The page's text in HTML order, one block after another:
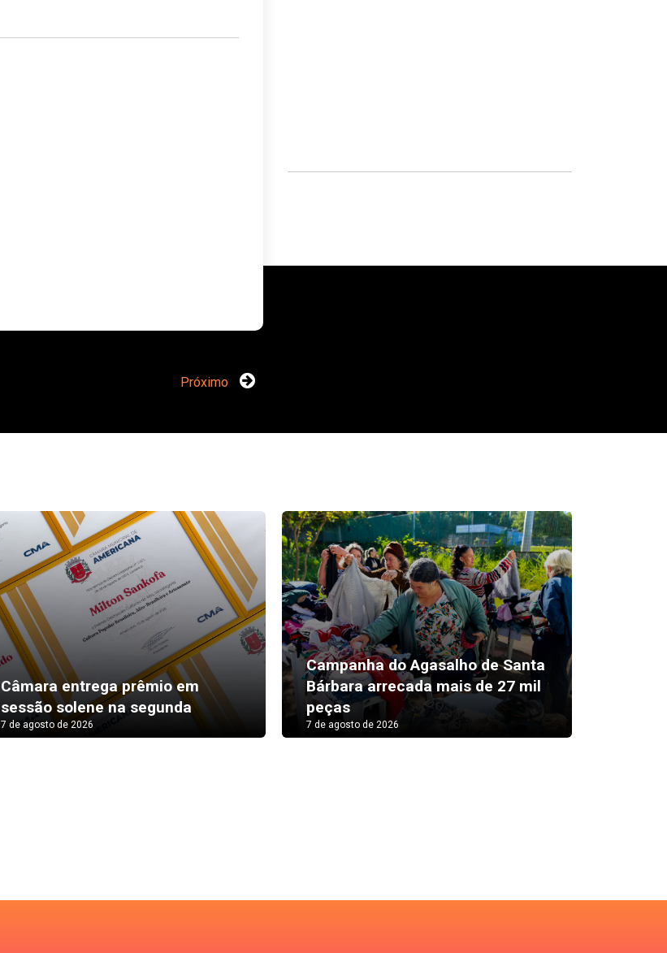
Próximo
Câmara entrega prêmio em
sessão solene na segunda
7 de agosto de 2026
Campanha do Agasalho de Santa
Bárbara arrecada mais de 27 mil
peças
7 de agosto de 2026